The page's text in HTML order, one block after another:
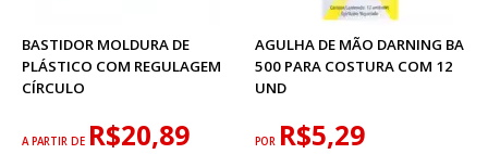
BASTIDOR MOLDURA DE
PLÁSTICO COM REGULAGEM
CÍRCULO
A PARTIR DE R$20,89
AGULHA DE MÃO DARNING BA
500 PARA COSTURA COM 12
UND
POR R$5,29